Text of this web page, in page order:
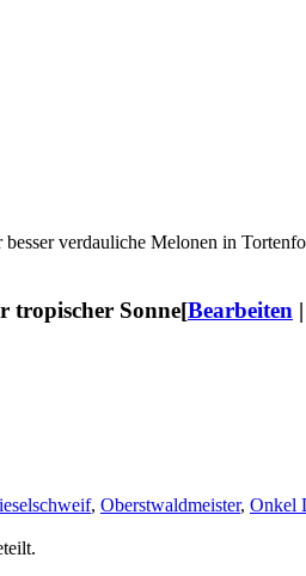
verdauliche Melonen in
tropischer Sonne[Bearbeiten |
, Oberstwaldmeister, Onkel